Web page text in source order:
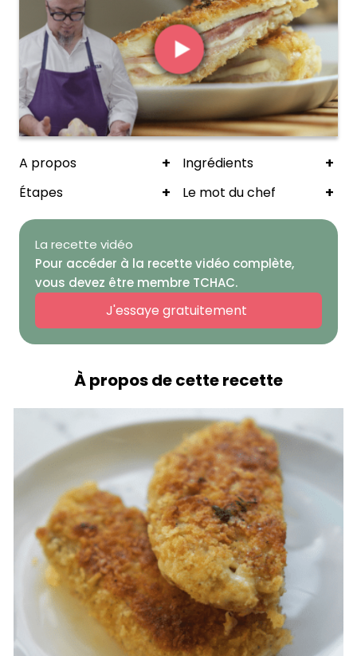
A propos + Ingrédients +
Étapes + Le mot du chef +
La recette vidéo
Pour accéder à la recette vidéo complète,
vous devez être membre TCHAC.
J'essaye gratuitement
À propos de cette recette